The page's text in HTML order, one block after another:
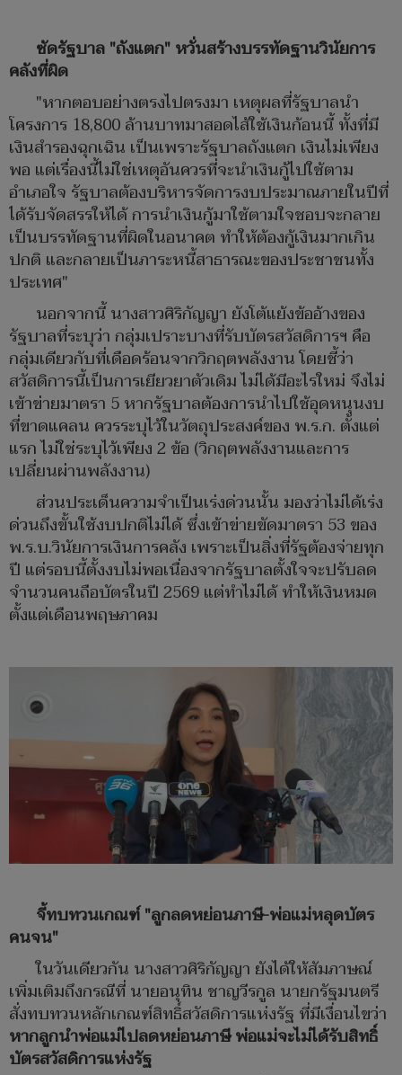
ซัดรัฐบาล "ถังแตก" หวั่นสร้างบรรทัดฐานวินัยการ
คลังที่ผิด
"หากตอบอย่างตรงไปตรงมา เหตุผลที่รัฐบาลนำ
โครงการ 18,800 ล้านบาทมาสอดไส้ใช้เงินก้อนนี้ ทั้งที่มี
เงินสำรองฉุกเฉิน เป็นเพราะรัฐบาลถังแตก เงินไม่เพียง
พอ แต่เรื่องนี้ไม่ใช่เหตุอันควรที่จะนำเงินกู้ไปใช้ตาม
อำเภอใจ รัฐบาลต้องบริหารจัดการงบประมาณภายในปีที่
ได้รับจัดสรรให้ได้ การนำเงินกู้มาใช้ตามใจชอบจะกลาย
เป็นบรรทัดฐานที่ผิดในอนาคต ทำให้ต้องกู้เงินมากเกิน
ปกติ และกลายเป็นภาระหนี้สาธารณะของประชาชนทั้ง
ประเทศ"
นอกจากนี้ นางสาวศิริกัญญา ยังโต้แย้งข้ออ้างของ
รัฐบาลที่ระบุว่า กลุ่มเปราะบางที่รับบัตรสวัสดิการฯ คือ
กลุ่มเดียวกับที่เดือดร้อนจากวิกฤตพลังงาน โดยชี้ว่า
สวัสดิการนี้เป็นการเยียวยาตัวเดิม ไม่ได้มีอะไรใหม่ จึงไม่
เข้าข่ายมาตรา 5 หากรัฐบาลต้องการนำไปใช้อุดหนุนงบ
ที่ขาดแคลน ควรระบุไว้ในวัตถุประสงค์ของ พ.ร.ก. ตั้งแต่
แรก ไม่ใช่ระบุไว้เพียง 2 ข้อ (วิกฤตพลังงานและการ
เปลี่ยนผ่านพลังงาน)
ส่วนประเด็นความจำเป็นเร่งด่วนนั้น มองว่าไม่ได้เร่ง
ด่วนถึงขั้นใช้งบปกติไม่ได้ ซึ่งเข้าข่ายขัดมาตรา 53 ของ
พ.ร.บ.วินัยการเงินการคลัง เพราะเป็นสิ่งที่รัฐต้องจ่ายทุก
ปี แต่รอบนี้ตั้งงบไม่พอเนื่องจากรัฐบาลตั้งใจจะปรับลด
จำนวนคนถือบัตรในปี 2569 แต่ทำไม่ได้ ทำให้เงินหมด
ตั้งแต่เดือนพฤษภาคม
จี้ทบทวนเกณฑ์ "ลูกลดหย่อนภาษี-พ่อแม่หลุดบัตร
คนจน"
ในวันเดียวกัน นางสาวศิริกัญญา ยังได้ให้สัมภาษณ์
เพิ่มเติมถึงกรณีที่ นายอนุทิน ชาญวีรกูล นายกรัฐมนตรี
สั่งทบทวนหลักเกณฑ์สิทธิ์สวัสดิการแห่งรัฐ ที่มีเงื่อนไขว่า
หากลูกนำพ่อแม่ไปลดหย่อนภาษี พ่อแม่จะไม่ได้รับสิทธิ์
บัตรสวัสดิการแห่งรัฐ